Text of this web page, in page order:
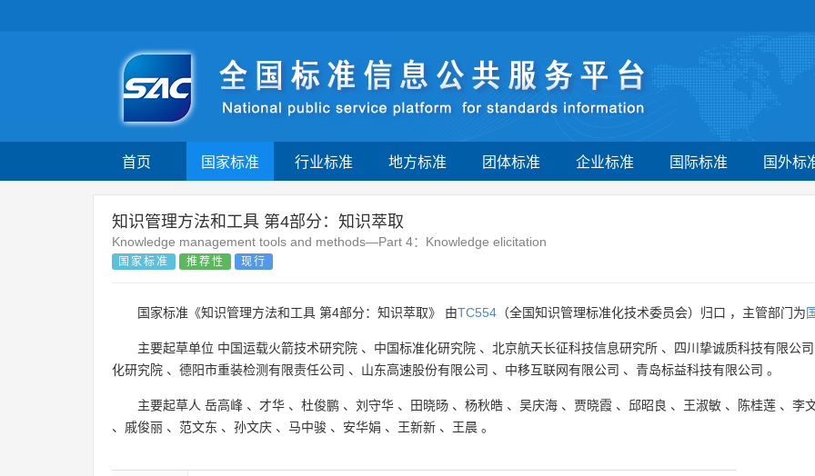
首页 国家标准 行业标准 地方标准 团体标准 企业标准 国际标准 国外标
知识管理方法和工具 第4部分：知识萃取
Knowledge management tools and methods—Part 4：Knowledge elicitation
国家标准 推荐性 现行
国家标准《知识管理方法和工具 第4部分：知识萃取》 由TC554 （全国知识管理标准化技术委员会）归口 ，主管部门为
主要起草单位 中国运载火箭技术研究院 、 中国标准化研究院 、 北京航天长征科技信息研究所 、 四川挚诚质科技有限公司
化研究院 、 德阳市重装检测有限责任公司 、 山东高速股份有限公司 、 中移互联网有限公司 、 青岛标益科技有限公司 。
主要起草人 岳高峰 、 才华 、 杜俊鹏 、 刘守华 、 田晓旸 、 杨秋皓 、 吴庆海 、 贾晓霞 、 邱昭良 、 王淑敏 、 陈桂莲 、 李
、 戚俊丽 、 范文东 、 孙文庆 、 马中骏 、 安华娟 、 王新新 、 王晨 。